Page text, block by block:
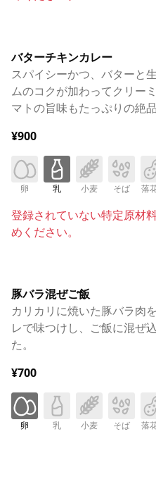
バターチキンカレー
スパイシーかつ、バターと
ムのコクが加わってクリー
マトの旨味もたっぷりの絶
¥900
卵 乳 小麦 そば 落
登録されていない特定原材
めください。
豚バラ混ぜご飯
カリカリに焼いた豚バラ肉
レで味つけし、ご飯に混ぜ
た。
¥700
卵 乳 小麦 そば 落